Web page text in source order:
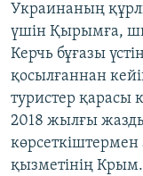
Украинаның
үшін Қырымға,
Керчь бұғазы
қосылғаннан
туристер қарасы
2018 жылғы
қызметінің